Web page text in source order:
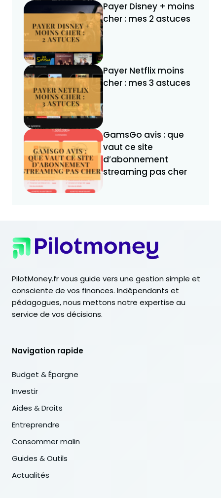
Payer Disney + moins
cher : mes 2 astuces
Payer Netflix moins
cher : mes 3 astuces
GamsGo avis : que
vaut ce site
d’abonnement
streaming pas cher
PilotMoney.fr vous guide vers une gestion simple et
consciente de vos finances. Indépendants et
pédagogues, nous mettons notre expertise au
service de vos décisions.
Navigation rapide
Budget & Épargne
Investir
Aides & Droits
Entreprendre
Consommer malin
Guides & Outils
Actualités